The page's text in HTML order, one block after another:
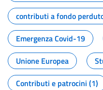
contributi a fondo
Emergenza Covid-19
Unione Europea
Contributi e patrocini (1)